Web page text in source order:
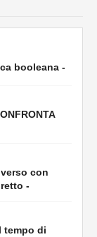
booleana -
con
-
tempo di